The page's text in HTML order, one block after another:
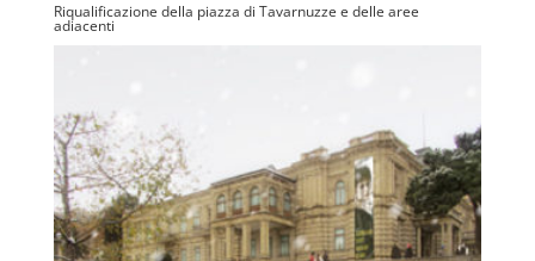
Riqualificazione della piazza di Tavarnuzze e delle aree
adiacenti